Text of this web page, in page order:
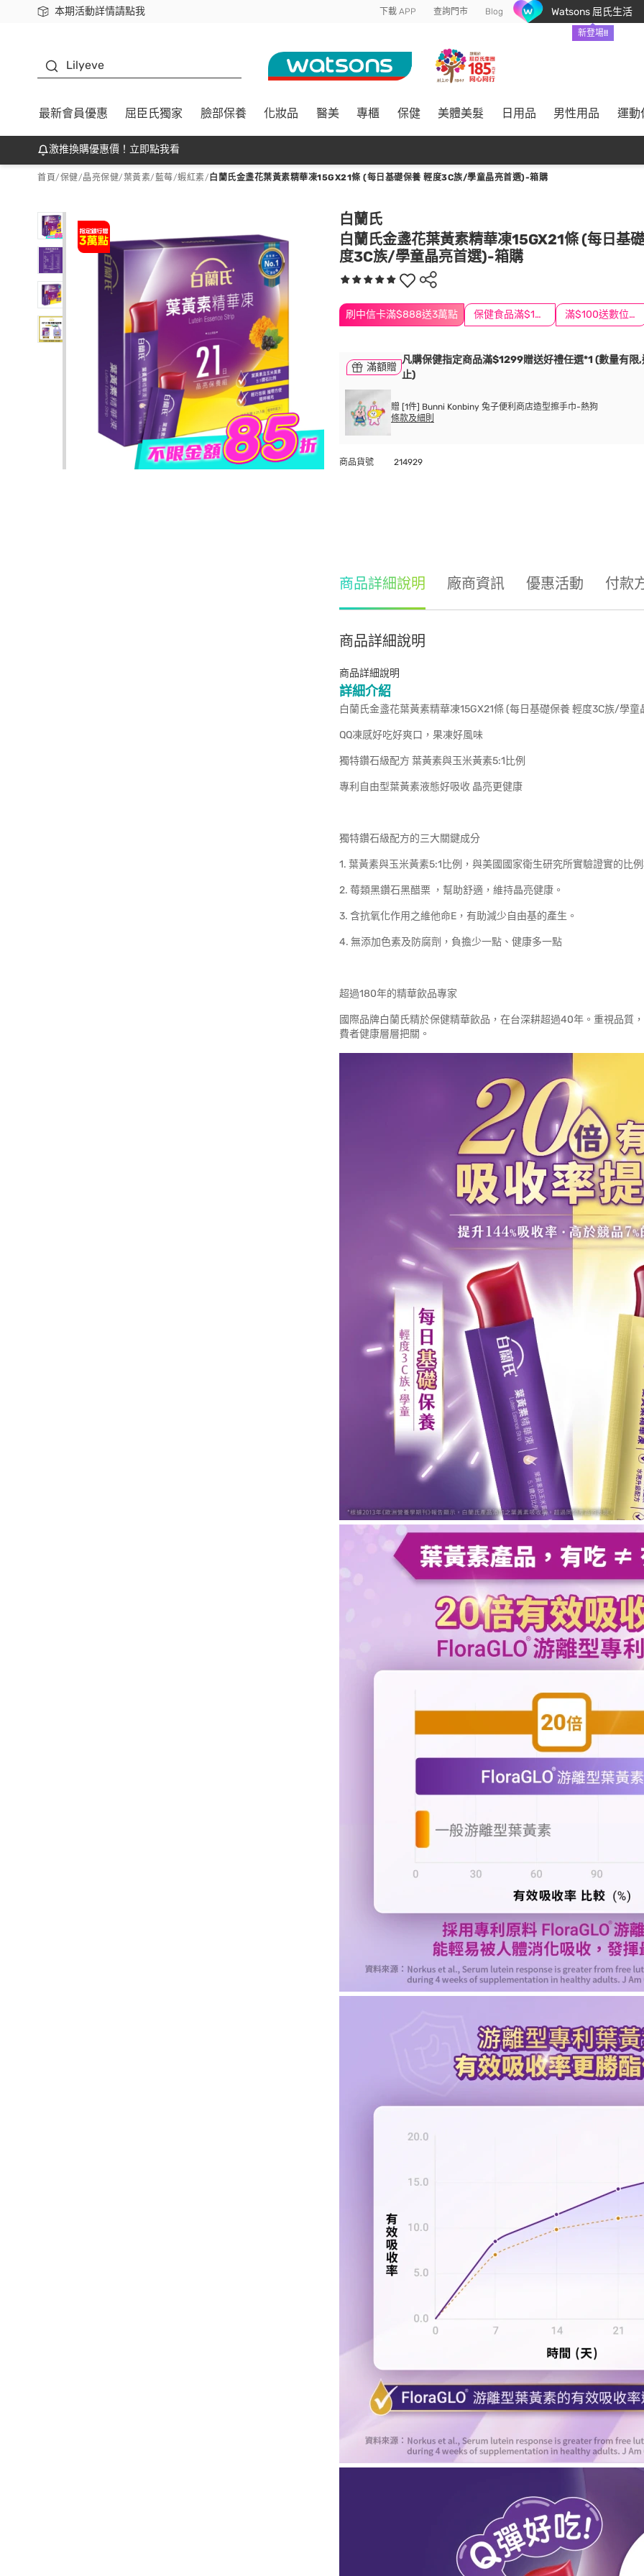
本期活動詳情請點我
下載app最高回饋$350 下載 APP 查詢門市 Blog Watsons 屈氏生活
新登場!!
Lilyeve
最新會員優惠 屈臣氏獨家 臉部保養 化妝品 醫美 專櫃 保健 美體美髮 日用品 男性用品 運動
激推換購優惠價！立即點我看
首頁/保健/晶亮保健/葉黃素/藍莓/蝦紅素/ 白蘭氏金盞花葉黃素精華凍15GX21條 (每日基礎保養 輕度3C族/學童晶亮首選)-箱購
白蘭氏
白蘭氏金盞花葉黃素精華凍15GX21條 (每日基
度3C族/學童晶亮首選)-箱購
刷中信卡滿$888送3萬點 保健食品滿$1200送$100 滿$100送數位印花
滿額贈
凡購保健指定商品滿$1299贈送好禮任選*1 (數量有限
止)
贈 [1件] Bunni Konbiny 兔子便利商店造型擦手巾-熱狗
條款及細則
商品貨號 214929
商品詳細說明 廠商資訊 優惠活動 付款
商品詳細說明
商品詳細說明
詳細介紹
白蘭氏金盞花葉黃素精華凍15GX21條 (每日基礎保養 輕度3C族/學童
QQ凍感好吃好爽口，果凍好風味
獨特鑽石級配方 葉黃素與玉米黃素5:1比例
專利自由型葉黃素液態好吸收 晶亮更健康
獨特鑽石級配方的三大關鍵成分
1. 葉黃素與玉米黃素5:1比例，與美國國家衛生研究所實驗證實的比
2. 莓類黑鑽石黑醋栗 ，幫助舒適，維持晶亮健康。
3. 含抗氧化作用之維他命E，有助減少自由基的產生。
4. 無添加色素及防腐劑，負擔少一點、健康多一點
超過180年的精華飲品專家
國際品牌白蘭氏精於保健精華飲品，在台深耕超過40年。重視品質
費者健康層層把關。